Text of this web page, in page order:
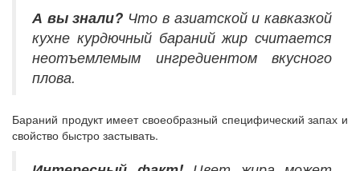
А вы знали? Что в азиатской и кавказкой
кухне курдючный бараний жир считается
неотъемлемым ингредиентом вкусного
плова.
Бараний продукт имеет своеобразный специфический запах и
свойство быстро застывать.